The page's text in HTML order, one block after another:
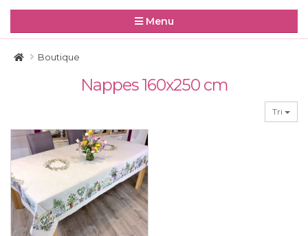
Menu
Boutique
Nappes 160x250 cm
Tri